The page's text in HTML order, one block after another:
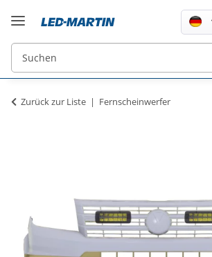
Zurück zur Liste Fernscheinwerfer